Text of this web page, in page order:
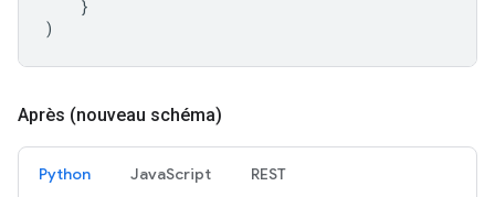
}
)
Après (nouveau schéma)
Python JavaScript REST